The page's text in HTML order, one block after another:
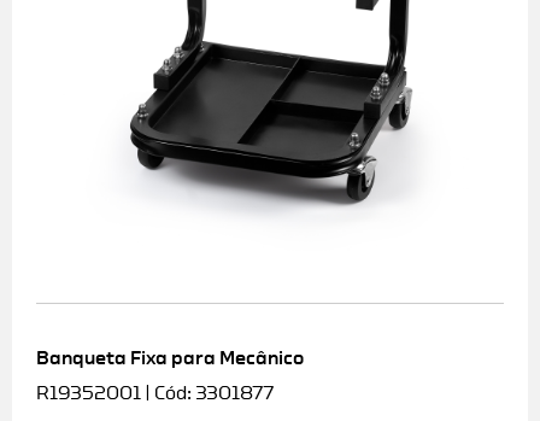
Banqueta Fixa para Mecânico
R19352001 | Cód: 3301877